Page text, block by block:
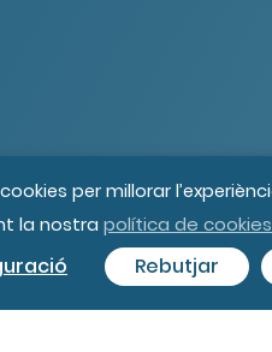
MIPS Fundació Privada,
per millorar
la nostra política de cookies
Rebutjar